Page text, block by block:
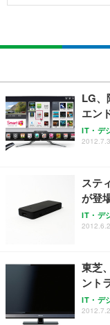
LG、
エン
IT・デ
ステ
が登
IT・デ
東芝
ント
IT・デ